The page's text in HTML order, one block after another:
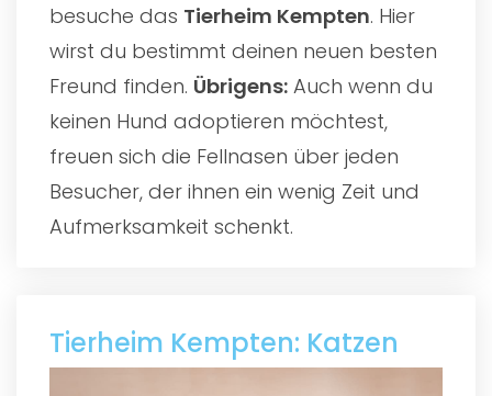
besuche das Tierheim Kempten. Hier
wirst du bestimmt deinen neuen besten
Freund finden. Übrigens: Auch wenn du
keinen Hund adoptieren möchtest,
freuen sich die Fellnasen über jeden
Besucher, der ihnen ein wenig Zeit und
Aufmerksamkeit schenkt.
Tierheim Kempten: Katzen